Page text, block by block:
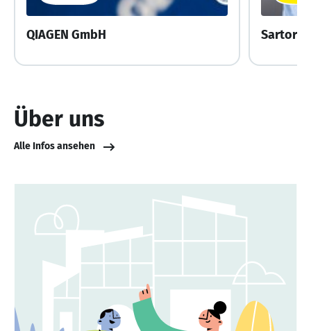
QIAGEN GmbH
Über uns
Alle Infos ansehen